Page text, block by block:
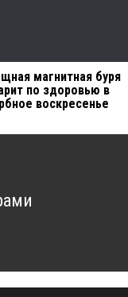
магнитная буря
по здоровью в
воскресенье